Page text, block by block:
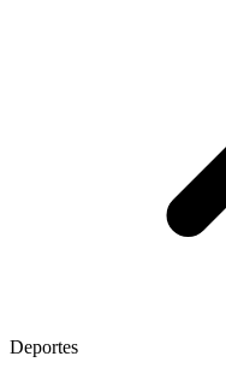
Deportes